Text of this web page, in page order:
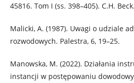
45816. Tom I (ss. 398–405). C.H. Beck.
Malicki, A. (1987). Uwagi o udziale
rozwodowych. Palestra, 6, 19–25.
Manowska, M. (2022). Działania
instancji w postępowaniu